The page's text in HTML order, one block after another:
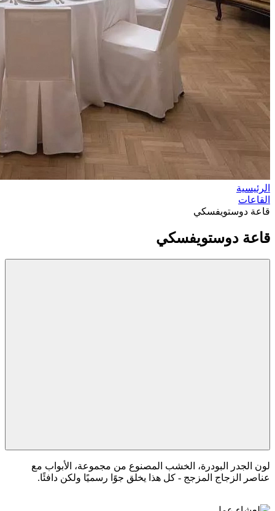
الرئيسية
القاعات
قاعة دوستويفسكي
قاعة دوستويفسكي
لون الجدر البودرة، الخشب المصنوع من مجموعة، الأبواب مع
عناصر الزجاج المزجج - كل هذا يخلق جوًا رسميًا ولكن دافئًا.